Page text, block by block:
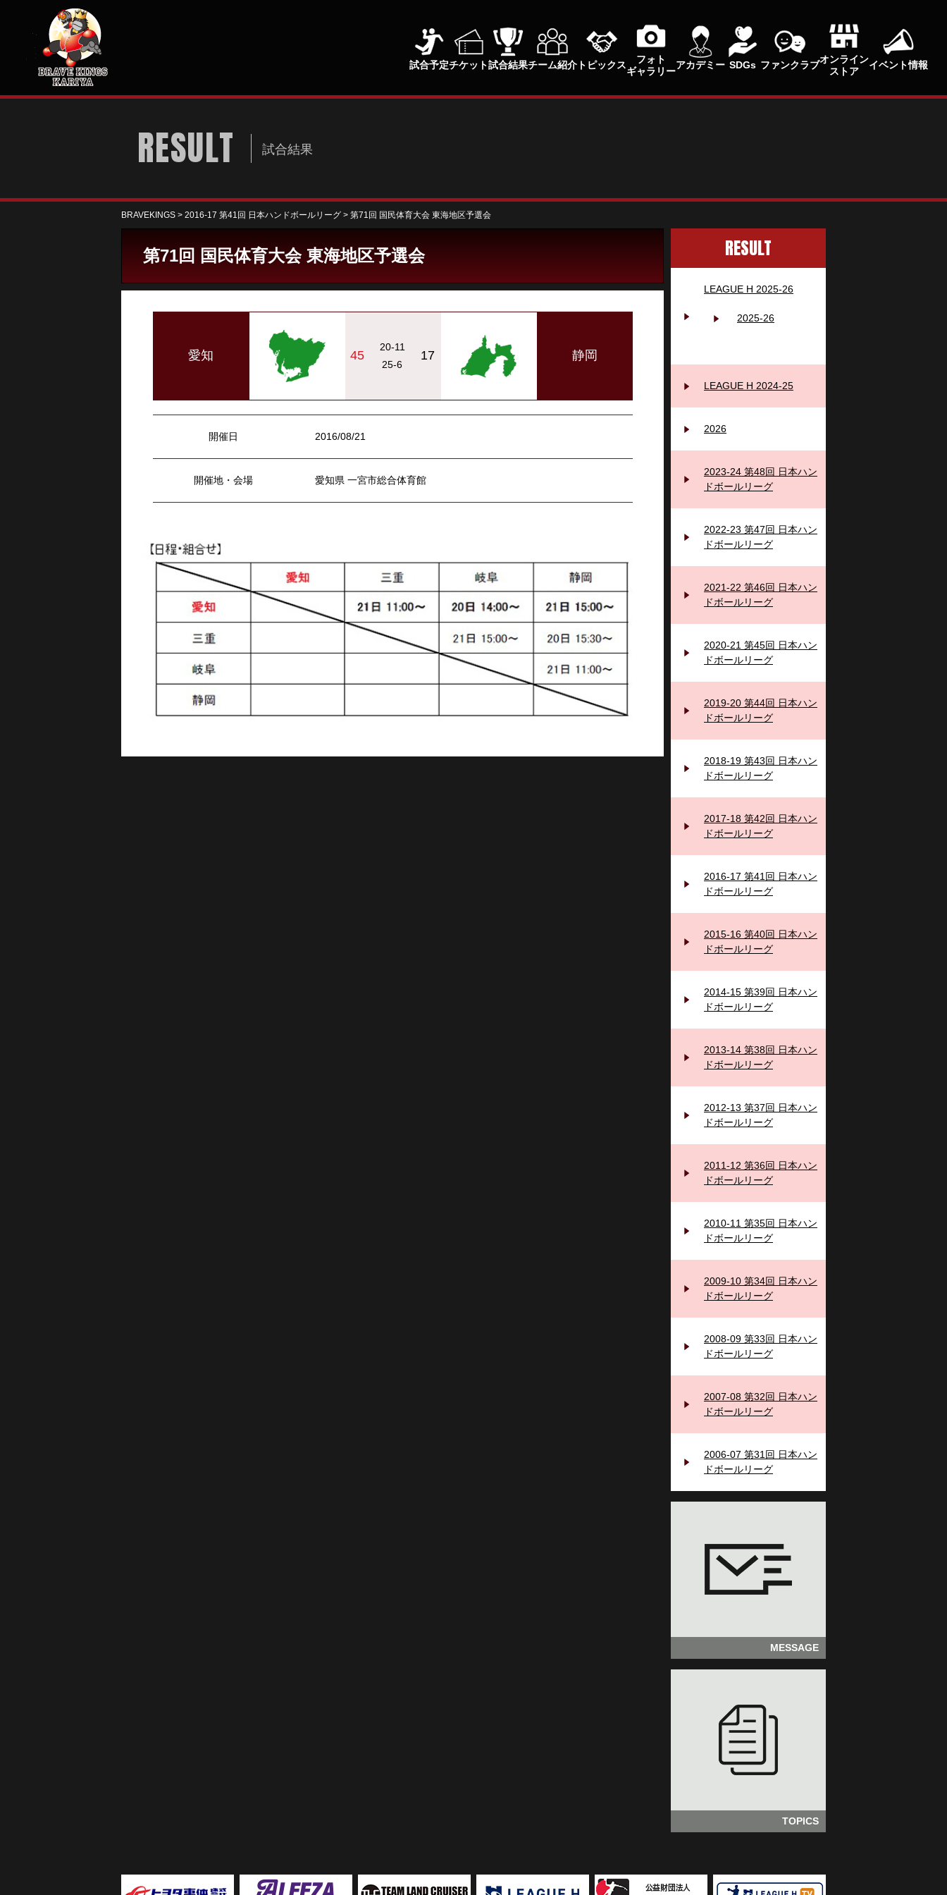
試合予定チケット試合結果チーム紹介 トピックス
フォト
ギャラリー
アカデミー SDGs ファンクラブ
オンライン
ストア
イベント情報
RESULT 試合結果
BRAVEKINGS > 2016-17 第41回 日本ハンドボールリーグ > 第71回 国民体育大会 東海地区予選会
第71回 国民体育大会 東海地区予選会
愛知 45
20-11
25-6
17 静岡
開催日 2016/08/21
開催地・会場 愛知県 一宮市総合体育館
RESULT
LEAGUE H 2025-26
2025‐26
LEAGUE H 2024-25
2026
2023-24 第48回 日本ハン
ドボールリーグ
2022-23 第47回 日本ハン
ドボールリーグ
2021-22 第46回 日本ハン
ドボールリーグ
2020-21 第45回 日本ハン
ドボールリーグ
2019-20 第44回 日本ハン
ドボールリーグ
2018-19 第43回 日本ハン
ドボールリーグ
2017-18 第42回 日本ハン
ドボールリーグ
2016-17 第41回 日本ハン
ドボールリーグ
2015-16 第40回 日本ハン
ドボールリーグ
2014-15 第39回 日本ハン
ドボールリーグ
2013-14 第38回 日本ハン
ドボールリーグ
2012-13 第37回 日本ハン
ドボールリーグ
2011-12 第36回 日本ハン
ドボールリーグ
2010-11 第35回 日本ハン
ドボールリーグ
2009-10 第34回 日本ハン
ドボールリーグ
2008-09 第33回 日本ハン
ドボールリーグ
2007-08 第32回 日本ハン
ドボールリーグ
2006‐07 第31回 日本ハン
ドボールリーグ
MESSAGE
TOPICS